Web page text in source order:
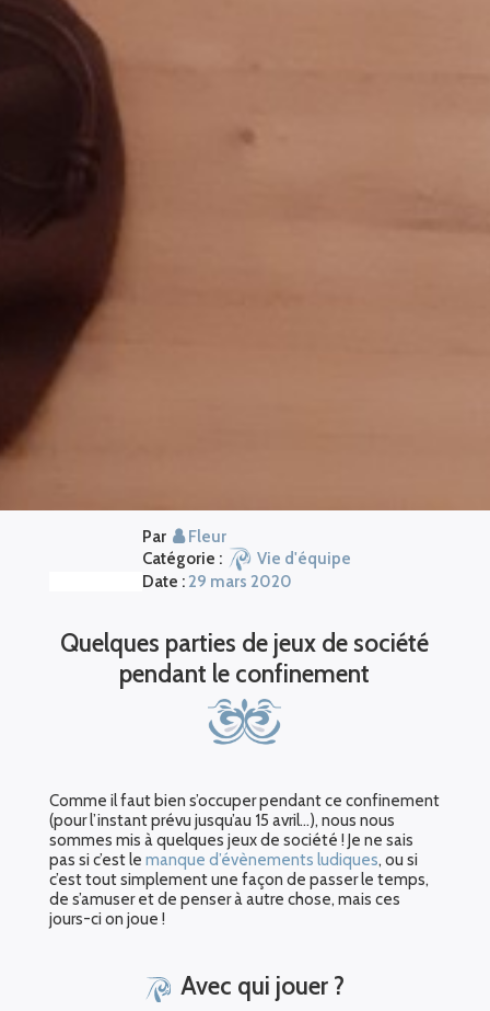
Par
Fleur
Catégorie :
Vie d'équipe
Date : 29 mars 2020
Quelques parties de jeux de société
pendant le confinement
Comme il faut bien s’occuper pendant ce confinement
(pour l’instant prévu jusqu’au 15 avril…), nous nous
sommes mis à quelques jeux de société ! Je ne sais
pas si c’est le manque d’évènements ludiques, ou si
c’est tout simplement une façon de passer le temps,
de s’amuser et de penser à autre chose, mais ces
jours-ci on joue !
Avec qui jouer ?